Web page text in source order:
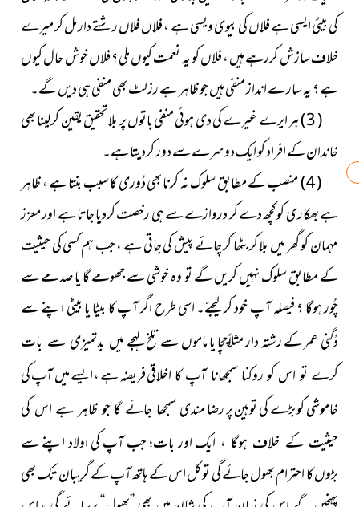
کی بیٹی ایسی ہے فلاں کی بیوی ویسی ہے ، فلاں فلاں رشتے دار مل کر میرے
خلاف سازش کررہے ہیں ، فلاں کو یہ نعمت کیوں ملی ؟ فلاں خوش حال کیوں
ہے ؟ یہ سارے انداز منفی ہیں جو ظاہر ہے رزلٹ بھی منفی ہی دیں گے۔
( 3 ) ہر ایرے غیرے کی دی ہوئی منفی باتوں پر بلا تحقیق یقین کرلینا بھی
خاندان کے افراد کو ایک دوسرے سے دور کردیتا ہے۔
( 4 ) منصب کے مطابق سلوک نہ کرنا بھی دُوری کا سبب بنتا ہے ، ظاہر
ہے بھکاری کو کچھ دے کر دروازے سے ہی رخصت کردیا جاتا ہے اور معزز
مہمان کو گھر میں بلا کر بٹھا کر چائے پیش کی جاتی ہے ، جب ہم کسی کی حیثیت
کے مطابق سلوک نہیں کریں گے تو وہ خوشی سے جھومے گا یا صدمے سے
چُور ہوگا ؟ فیصلہ آپ خود کرلیجئے۔ اسی طرح اگر آپ کا بیٹا یا بیٹی اپنے سے
دُگنی عمر کے رشتہ دار مثلاًچچا یا ماموں سے تلخ لہجےمیں بدتمیزی سے بات
کرے تو اس کو روکنا سمجھانا آپ کا اخلاقیفریضہ ہے ، ایسے میں آپ کی
خاموشی کو بڑے کی توہین پر رضامندی سمجھا جائے گا جو ظاہر ہے اس کی
حیثیت کے خلاف ہوگا ، ایک اور بات؛ جب آپ کی اولاد اپنے سے
بڑوں کا احترام بھول جائے گی تو کل اس کے ہاتھ آپ کے گریبان تک بھی